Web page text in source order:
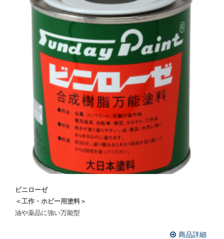
ビニローゼ
＜工作・ホビー用塗料＞
油や薬品に強い万能型
商品詳細